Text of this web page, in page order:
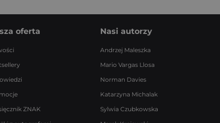
oferta
ZNAK
Nasi autorzy
Andrzej Maleszka
Mario Vargas Llosa
Norman Davies
Katarzyna Michalak
Sylwia Czubkowska